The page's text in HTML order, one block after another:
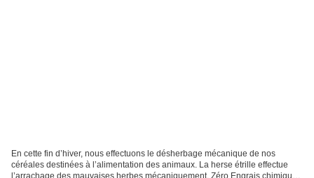
En cette fin d’hiver, nous effectuons le désherbage mécanique de nos
céréales destinées à l’alimentation des animaux. La herse étrille effectue
l’arrachage des mauvaises herbes mécaniquement. Zéro Engrais chimique,